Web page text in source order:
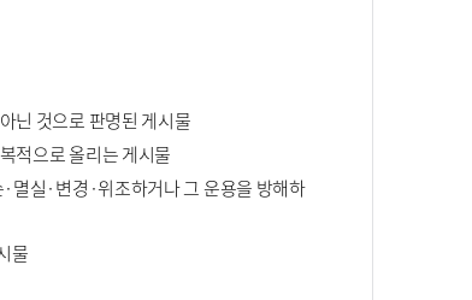
닌 것으로 판명된 게시물
적으로 올리는 게시물
멸실·변경·위조하거나 그 운용을 방해하
물